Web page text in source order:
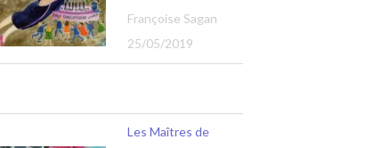
Françoise Sagan
25/05/2019
Les Maîtres de